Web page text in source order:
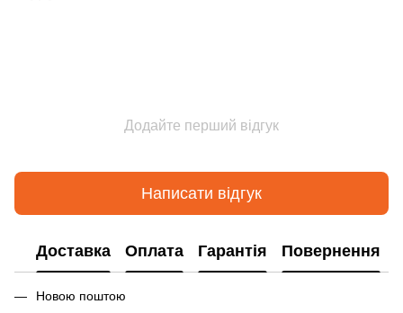
Додайте перший відгук
Написати відгук
Доставка Оплата Гарантія Повернення
Новою поштою